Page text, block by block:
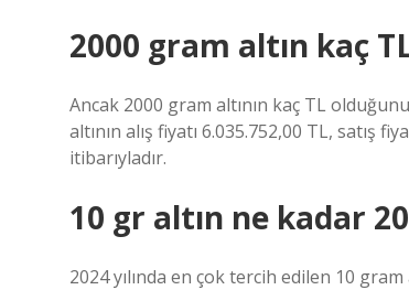
2000 gram altın kaç
Ancak 2000 gram altının kaç TL
altının alış fiyatı 6.035.752,00 TL, satış
itibarıyladır.
10 gr altın ne kadar
2024 yılında en çok tercih edilen 10